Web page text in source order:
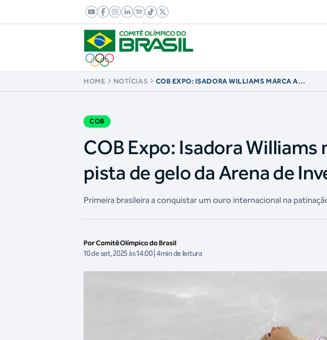
HOME NOTÍCIAS
COB EXPO: ISADORA WILLIAMS MARCA A
COB
COB Expo: Isadora Williams
pista de gelo da Arena de
Primeira brasileira a conquistar um ouro internacional na
Por Comitê Olímpico do Brasil
10 de set, 2025 às 14:00 | 4min de leitura